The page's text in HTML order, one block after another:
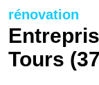
rénovation
Tours